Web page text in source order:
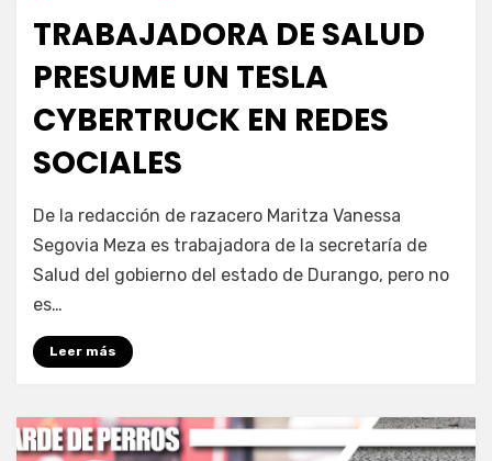
TRABAJADORA DE SALUD
PRESUME UN TESLA
CYBERTRUCK EN REDES
SOCIALES
por Fernando Miranda Servín
De la redacción de razacero Maritza Vanessa
Segovia Meza es trabajadora de la secretaría de
Salud del gobierno del estado de Durango, pero no
es…
Leer más